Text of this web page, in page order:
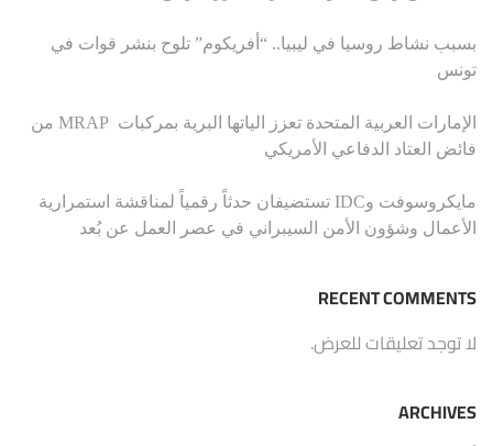
بسبب نشاط روسيا في ليبيا.. “أفريكوم” تلوح بنشر قوات في
تونس
الإمارات العربية المتحدة تعزز الياتها البرية بمركبات MRAP من
فائض العتاد الدفاعي الأمريكي
مايكروسوفت وIDC تستضيفان حدثاً رقمياً لمناقشة استمرارية
الأعمال وشؤون الأمن السيبراني في عصر العمل عن بُعد
RECENT COMMENTS
لا توجد تعليقات للعرض.
ARCHIVES